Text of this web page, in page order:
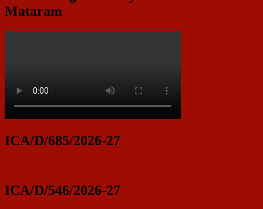
Mataram
ICA/D/685/2026-27
ICA/D/546/2026-27